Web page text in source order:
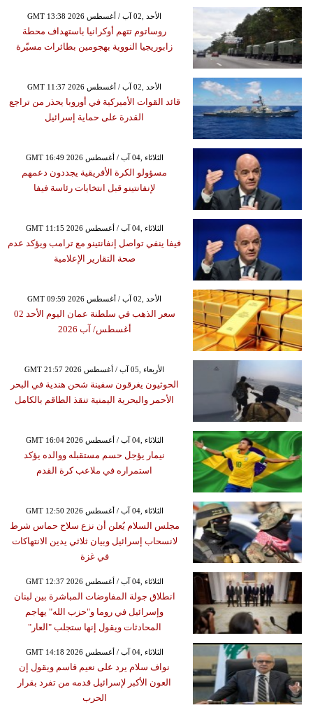
GMT 13:38 2026 الأحد ,02 آب / أغسطس
روساتوم تتهم أوكرانيا باستهداف محطة
زابوريجيا النووية بهجومين بطائرات مسيّرة
GMT 11:37 2026 الأحد ,02 آب / أغسطس
قائد القوات الأميركية في أوروبا يحذر من تراجع
القدرة على حماية إسرائيل
GMT 16:49 2026 الثلاثاء ,04 آب / أغسطس
مسؤولو الكرة الأفريقية يجددون دعمهم
لإنفانتينو قبل انتخابات رئاسة فيفا
GMT 11:15 2026 الثلاثاء ,04 آب / أغسطس
فيفا ينفي تواصل إنفانتينو مع ترامب ويؤكد عدم
صحة التقارير الإعلامية
GMT 09:59 2026 الأحد ,02 آب / أغسطس
سعر الذهب في سلطنة عمان اليوم الأحد 02
أغسطس/ آب 2026
GMT 21:57 2026 الأربعاء ,05 آب / أغسطس
الحوثيون يغرقون سفينة شحن هندية في البحر
الأحمر والبحرية اليمنية تنقذ الطاقم بالكامل
GMT 16:04 2026 الثلاثاء ,04 آب / أغسطس
نيمار يؤجل حسم مستقبله ووالده يؤكد
استمراره في ملاعب كرة القدم
GMT 12:50 2026 الثلاثاء ,04 آب / أغسطس
مجلس السلام يُعلن أن نزع سلاح حماس شرط
لانسحاب إسرائيل وبيان ثلاثي يدين الانتهاكات
في غزة
GMT 12:37 2026 الثلاثاء ,04 آب / أغسطس
انطلاق جولة المفاوضات المباشرة بين لبنان
وإسرائيل في روما و"حزب الله" يهاجم
المحادثات ويقول إنها ستجلب "العار"
GMT 14:18 2026 الثلاثاء ,04 آب / أغسطس
نواف سلام يرد على نعيم قاسم ويقول إن
العون الأكبر لإسرائيل قدمه من تفرد بقرار
الحرب